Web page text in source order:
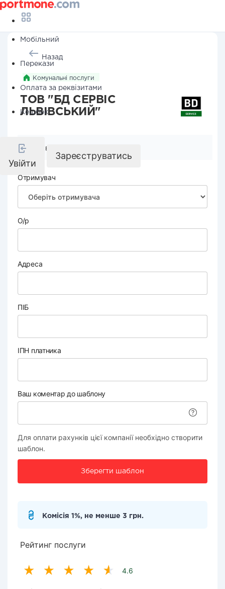
Мобільний
Перекази
Оплата за реквізитами
Кешбек
Увійти
Зареєструватись
Назад
Комунальні послуги
ТОВ "БД СЕРВІС
ЛЬВІВСЬКИЙ"
Реквізити компанії
Отримувач
О/р
Адреса
ПІБ
ІПН платника
Ваш коментар до шаблону
Для оплати рахунків цієї компанії необхідно створити
шаблон.
Зберегти шаблон
Комісія 1%, не менше 3 грн.
Рейтинг послуги
4.6